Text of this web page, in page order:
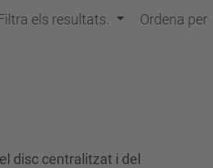
els resultats. Ordena per
disc centralitzat i del